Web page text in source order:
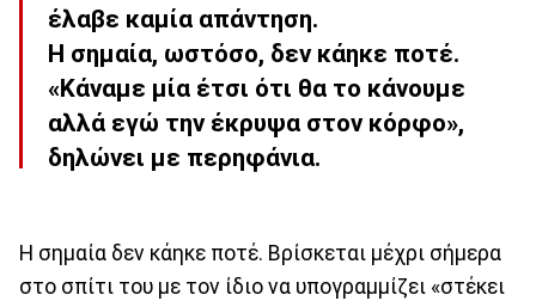
έλαβε καμία απάντηση.
Η σημαία, ωστόσο, δεν κάηκε ποτέ.
«Κάναμε μία έτσι ότι θα το κάνουμε
αλλά εγώ την έκρυψα στον κόρφο»,
δηλώνει με περηφάνια.
Η σημαία δεν κάηκε ποτέ. Βρίσκεται μέχρι σήμερα
στο σπίτι του με τον ίδιο να υπογραμμίζει «στέκει